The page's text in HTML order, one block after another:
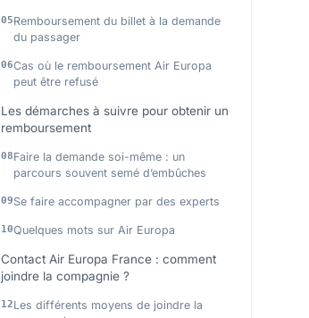
Remboursement du billet à la demande
du passager
Cas où le remboursement Air Europa
peut être refusé
Les démarches à suivre pour obtenir un
remboursement
Faire la demande soi-même : un
parcours souvent semé d’embûches
Se faire accompagner par des experts
Quelques mots sur Air Europa
Contact Air Europa France : comment
joindre la compagnie ?
Les différents moyens de joindre la